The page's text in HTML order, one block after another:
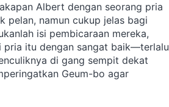
Albert dengan seorang pria
pelan, namun cukup jelas bagi
isi pembicaraan mereka,
pria itu dengan sangat baik—terlalu
di gang sempit dekat
Geum-bo agar